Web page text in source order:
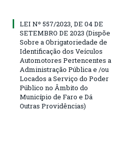
LEI Nº 557/2023, DE 04 DE
SETEMBRO DE 2023 (Dispõe
Sobre a Obrigatoriedade de
Identificação dos Veículos
Automotores Pertencentes a
Administração Pública e /ou
Locados a Serviço do Poder
Público no Âmbito do
Município de Faro e Dá
Outras Providências)